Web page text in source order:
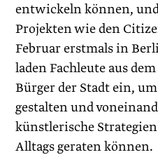
entwickeln können,
Projekten wie den
Februar erstmals in
laden Fachleute aus
Bürger der Stadt ein,
gestalten und
künstlerische
Alltags geraten können.